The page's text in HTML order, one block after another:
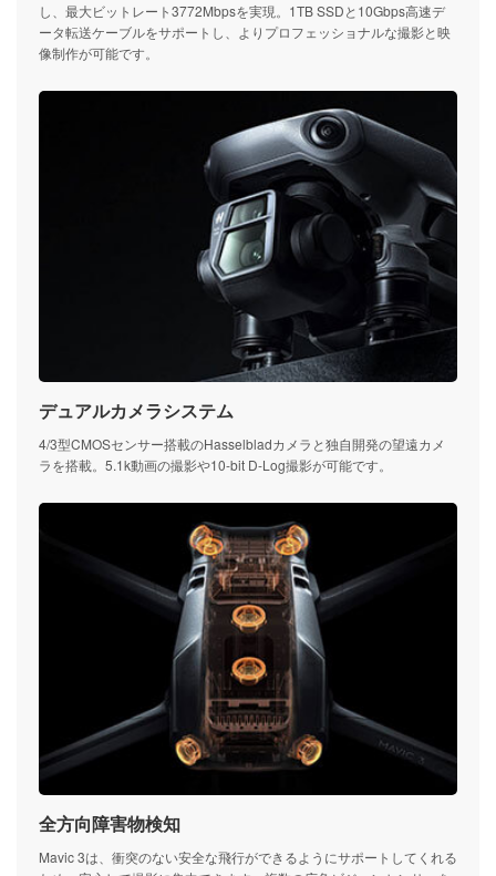
し、最大ビットレート3772Mbpsを実現。1TB SSDと10Gbps高速デ
ータ転送ケーブルをサポートし、よりプロフェッショナルな撮影と映
像制作が可能です。
デュアルカメラシステム
4/3型CMOSセンサー搭載のHasselbladカメラと独自開発の望遠カメ
ラを搭載。5.1k動画の撮影や10-bit D-Log撮影が可能です。
全方向障害物検知
Mavic 3は、衝突のない安全な飛行ができるようにサポートしてくれる